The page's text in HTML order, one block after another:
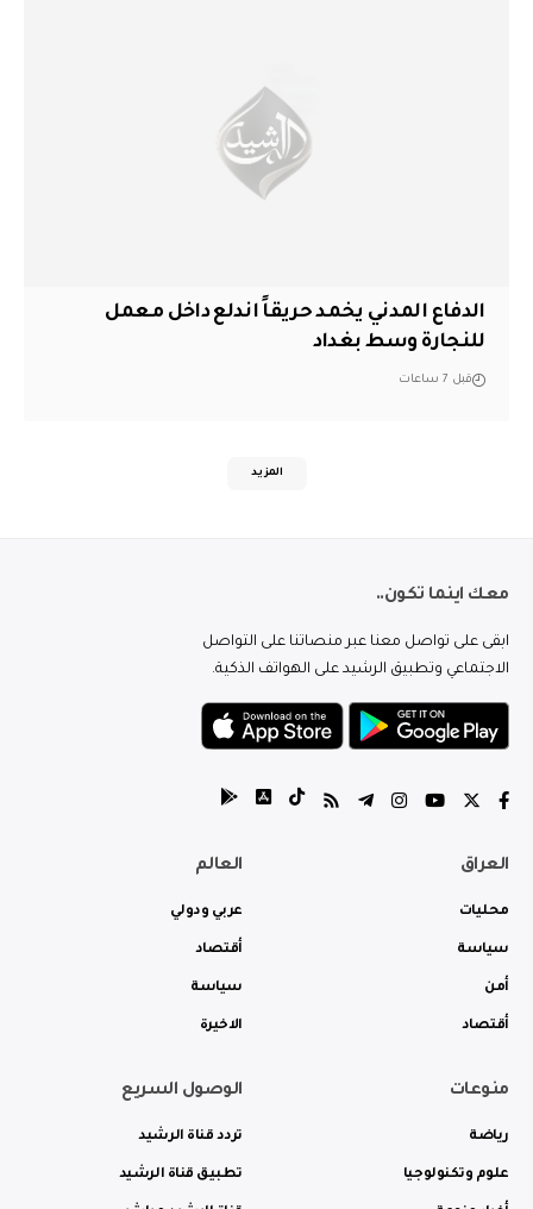
الدفاع المدني يخمد حريقاً اندلع داخل معمل
للنجارة وسط بغداد
قبل 7 ساعات
المزيد
معك اينما تكون..
ابقى على تواصل معنا عبر منصاتنا على التواصل
الاجتماعي وتطبيق الرشيد على الهواتف الذكية.
العراق
محليات
سياسة
أمن
أقتصاد
العالم
عربي ودولي
أقتصاد
سياسة
الاخيرة
منوعات
رياضة
علوم وتكنولوجيا
الوصول السريع
تردد قناة الرشيد
تطبيق قناة الرشيد